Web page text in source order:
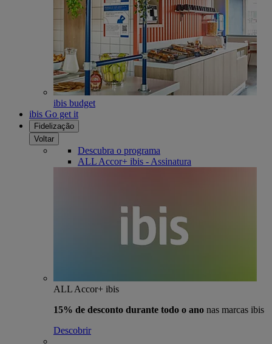
ibis budget
ibis Go get it
Fidelização
Voltar
Descubra o programa
ALL Accor+ ibis - Assinatura
ALL Accor+ ibis
15% de desconto durante todo o ano nas marcas ibis
Descobrir